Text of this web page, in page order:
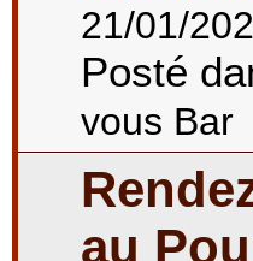
21/01/
Posté
vous Bar
au